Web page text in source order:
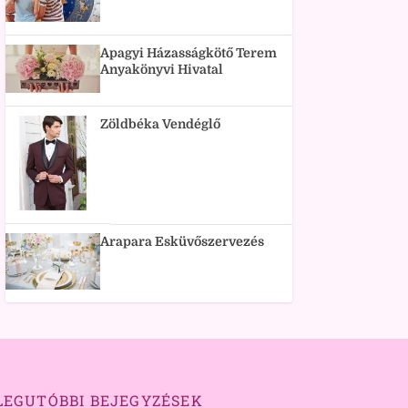
Apagyi Házasságkötő Terem
Anyakönyvi Hivatal
Zöldbéka Vendéglő
Arapara Esküvőszervezés
BEJEGYZÉSEK